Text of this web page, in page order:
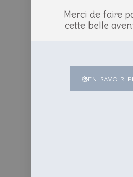
Merci de faire
cette belle
EN SAVOIR